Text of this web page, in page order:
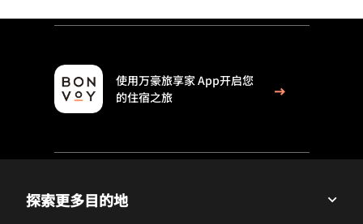
使用万豪旅享家 App开启您
的住宿之旅
探索更多目的地